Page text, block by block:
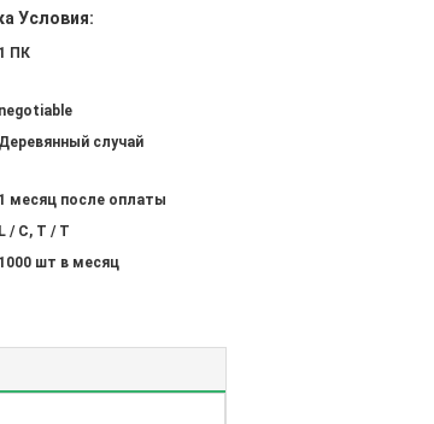
Условия:
1 ПК
negotiable
Деревянный случай
1 месяц после оплаты
L / C, T / T
1000 шт в месяц